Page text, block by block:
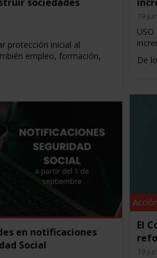
sociedades
protección inicial al
empleo, formación,
19
De
El
19
en notificaciones
Social